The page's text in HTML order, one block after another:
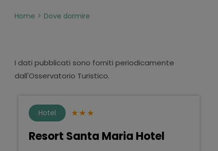
Home Dove dormire
I dati pubblicati sono forniti periodicamente
dall'Osservatorio Turistico.
Hotel
Resort Santa Maria Hotel